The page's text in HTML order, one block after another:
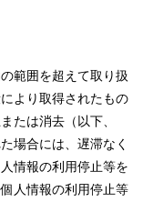
範囲を超えて取り扱
より取得されたもの
たは消去（以下、
場合には、遅滞なく
情報の利用停止等を
人情報の利用停止等